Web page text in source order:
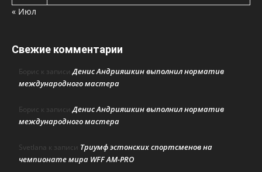
« Июл
Свежие комментарии
Борис к записиДенис Андрияшкин выполнил норматив
международного мастера
Борис к записиДенис Андрияшкин выполнил норматив
международного мастера
Svetlana к записи Триумф эстонских спортсменов на
чемпионате мира WFF AM-PRO